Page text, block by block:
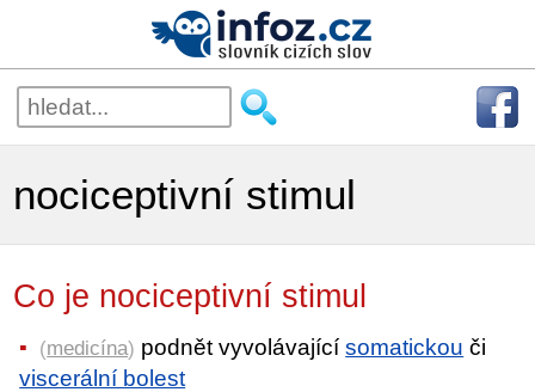
nociceptivní stimul
Co je nociceptivní stimul
(medicína) podnět vyvolávajícísomatickou či
viscerální bolest